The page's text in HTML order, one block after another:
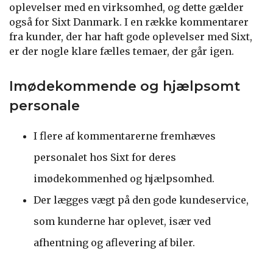
oplevelser med en virksomhed, og dette gælder
også for Sixt Danmark. I en række kommentarer
fra kunder, der har haft gode oplevelser med Sixt,
er der nogle klare fælles temaer, der går igen.
Imødekommende og hjælpsomt
personale
I flere af kommentarerne fremhæves
personalet hos Sixt for deres
imødekommenhed og hjælpsomhed.
Der lægges vægt på den gode kundeservice,
som kunderne har oplevet, især ved
afhentning og aflevering af biler.